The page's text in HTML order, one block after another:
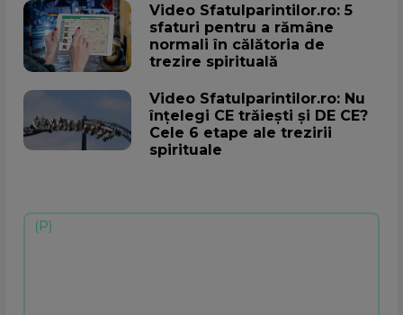
Video Sfatulparintilor.ro: 5
sfaturi pentru a rămâne
normali în călătoria de
trezire spirituală
Video Sfatulparintilor.ro: Nu
înțelegi CE trăiești și DE CE?
Cele 6 etape ale trezirii
spirituale